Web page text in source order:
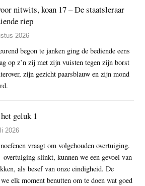
nitwits, koan 17 – De staatsleraar
riep
2026
begon te janken ging de bediende eens
op z’n zij met zijn vuisten tegen zijn borst
zijn gezicht paarsblauw en zijn mond
geluk 1
2026
vraagt om volgehouden overtuiging.
slinkt, kunnen we een gevoel van
als besef van onze eindigheid. De
elk moment benutten om te doen wat goed